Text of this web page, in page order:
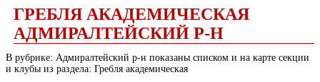
ГРЕБЛЯ АКАДЕМИЧЕСКАЯ
АДМИРАЛТЕЙСКИЙ Р-Н
В рубрике: Адмиралтейский р-н показаны списком и на карте секции
и клубы из раздела: Гребля академическая